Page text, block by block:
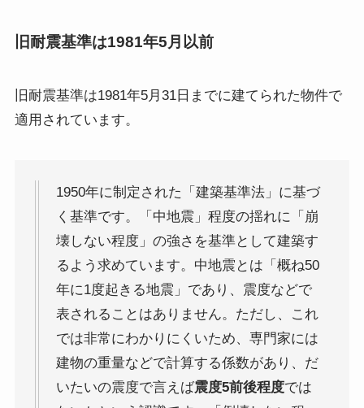
旧耐震基準は1981年5月以前
旧耐震基準は1981年5月31日までに建てられた物件で
適用されています。
1950年に制定された「建築基準法」に基づ
く基準です。「中地震」程度の揺れに「崩
壊しない程度」の強さを基準として建築す
るよう求めています。中地震とは「概ね50
年に1度起きる地震」であり、震度などで
表されることはありません。ただし、これ
では非常にわかりにくいため、専門家には
建物の重量などで計算する係数があり、だ
いたいの震度で言えば震度5前後程度では